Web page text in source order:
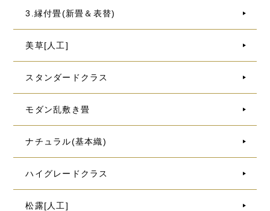
3.縁付畳(新畳＆表替)
美草[人工]
スタンダードクラス
モダン乱敷き畳
ナチュラル(基本織)
ハイグレードクラス
松露[人工]